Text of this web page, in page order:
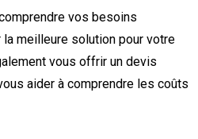
vos besoins
meilleure solution pour votre
vous offrir un devis
aider à comprendre les coûts